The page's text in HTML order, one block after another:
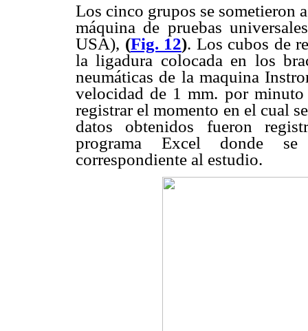
Los cinco grupos se sometieron
máquina de pruebas
USA), (Fig. 12). Los cubos de
la ligadura colocada en los
neumáticas de la maquina
velocidad de 1 mm. por
registrar el momento en el cual
datos obtenidos fueron
programa Excel donde se
correspondiente al estudio.